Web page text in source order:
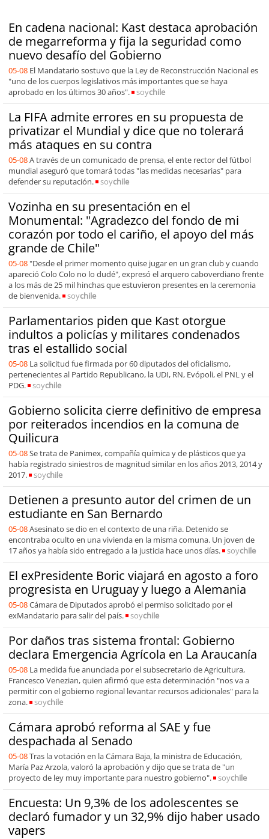
En cadena nacional: Kast destaca aprobación
de megarreforma y fija la seguridad como
nuevo desafío del Gobierno
05-08 El Mandatario sostuvo que la Ley de Reconstrucción Nacional es
"uno de los cuerpos legislativos más importantes que se haya
aprobado en los últimos 30 años".
soychile
La FIFA admite errores en su propuesta de
privatizar el Mundial y dice que no tolerará
más ataques en su contra
05-08A través de un comunicado de prensa, el ente rector del fútbol
mundial aseguró que tomará todas "las medidas necesarias" para
defender su reputación.
soychile
Vozinha en su presentación en el
Monumental: "Agradezco del fondo de mi
corazón por todo el cariño, el apoyo del más
grande de Chile"
05-08 "Desde el primer momento quise jugar en un gran club y cuando
apareció Colo Colo no lo dudé", expresó el arquero caboverdiano frente
a los más de 25 mil hinchas que estuvieron presentes en la ceremonia
de bienvenida.
soychile
Parlamentarios piden que Kast otorgue
indultos a policías y militares condenados
tras el estallido social
05-08 La solicitud fue firmada por 60 diputados del oficialismo,
pertenecientes al Partido Republicano, la UDI, RN, Evópoli, el PNL y el
PDG.
soychile
Gobierno solicita cierre definitivo de empresa
por reiterados incendios en la comuna de
Quilicura
05-08Se trata de Panimex, compañía química y de plásticos que ya
había registrado siniestros de magnitud similar en los años 2013, 2014 y
2017.
soychile
Detienen a presunto autor del crimen de un
estudiante en San Bernardo
05-08Asesinato se dio en el contexto de una riña. Detenido se
encontraba oculto en una vivienda en la misma comuna. Un joven de
17 años ya había sido entregado a la justicia hace unos días.
soychile
El exPresidente Boric viajará en agosto a foro
progresista en Uruguay y luego a Alemania
05-08Cámara de Diputados aprobó el permiso solicitado por el
exMandatario para salir del país.
soychile
Por daños tras sistema frontal: Gobierno
declara Emergencia Agrícola en La Araucanía
05-08 La medida fue anunciada por el subsecretario de Agricultura,
Francesco Venezian, quien afirmó que esta determinación "nos va a
permitir con el gobierno regional levantar recursos adicionales" para la
zona.
soychile
Cámara aprobó reforma al SAE y fue
despachada al Senado
05-08Tras la votación en la Cámara Baja, la ministra de Educación,
María Paz Arzola, valoró la aprobación y dijo que se trata de "un
proyecto de ley muy importante para nuestro gobierno".
soychile
Encuesta: Un 9,3% de los adolescentes se
declaró fumador y un 32,9% dijo haber usado
vapers